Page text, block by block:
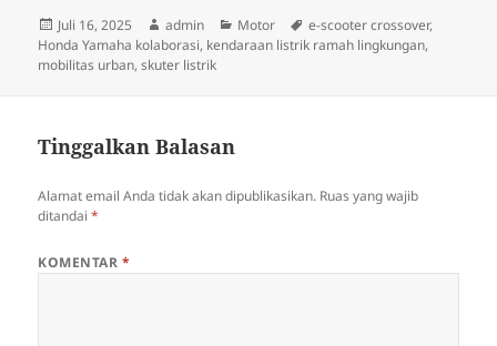
Diposkan
pada
Juli 16, 2025 Penulis
admin Kategori
Motor Tag
e-scooter crossover,
Honda Yamaha kolaborasi, kendaraan listrik ramah lingkungan,
mobilitas urban,skuter listrik
Tinggalkan Balasan
Alamat email Anda tidak akan dipublikasikan. Ruas yang wajib
ditandai*
KOMENTAR *